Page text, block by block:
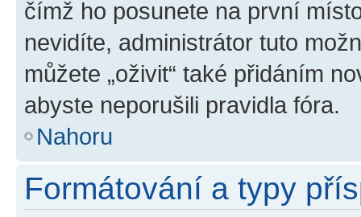
čímž ho posunete na první
nevidíte, administrátor tuto
můžete „oživit“ také přidáním
abyste neporušili pravidla fóra.
Nahoru
Formátování a typy